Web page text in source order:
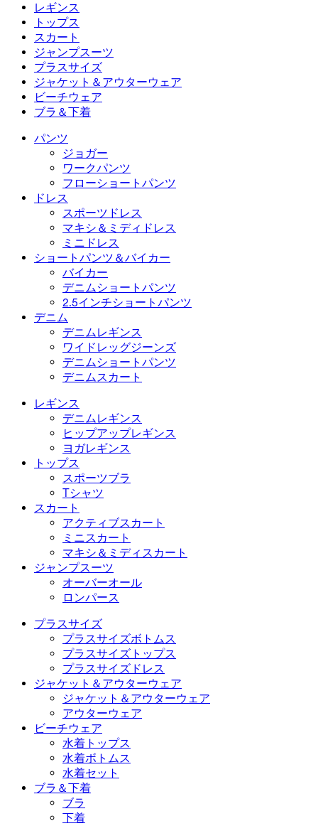
ミニドレス
デニムショートパンツ
2.5インチショートパンツ
デニムレギンス
ワイドレッグジーンズ
デニムショートパンツ
デニムスカート
レギンス
レギンス
デニムレギンス
ヒップアップレギンス
ヨガレギンス
トップス
トップス
スポーツブラ
Tシャツ
スカート
スカート
アクティブスカート
ミニスカート
マキシ＆ミディスカート
ジャンプスーツ
ジャンプスーツ
オーバーオール
ロンパース
プラスサイズ
プラスサイズ
プラスサイズボトムス
プラスサイズトップス
プラスサイズドレス
ジャケット＆アウターウェア
ジャケット＆アウターウェア
ジャケット＆アウターウェア
アウターウェア
ビーチウェア
ビーチウェア
水着トップス
水着ボトムス
水着セット
ブラ＆下着
ブラ＆下着
ブラ
下着
パンツ
ジョガー
ワークパンツ
フローショートパンツ
ドレス
スポーツドレス
マキシ＆ミディドレス
ミニドレス
ショートパンツ＆バイカー
バイカー
デニムショートパンツ
2.5インチショートパンツ
デニム
デニムレギンス
ワイドレッグジーンズ
デニムショートパンツ
デニムスカート
レギンス
デニムレギンス
ヒップアップレギンス
ヨガレギンス
トップス
スポーツブラ
Tシャツ
スカート
アクティブスカート
ミニスカート
マキシ＆ミディスカート
ジャンプスーツ
オーバーオール
ロンパース
プラスサイズ
プラスサイズボトムス
プラスサイズトップス
プラスサイズドレス
ジャケット＆アウターウェア
ジャケット＆アウターウェア
アウターウェア
ビーチウェア
水着トップス
水着ボトムス
水着セット
ブラ＆下着
ブラ
下着